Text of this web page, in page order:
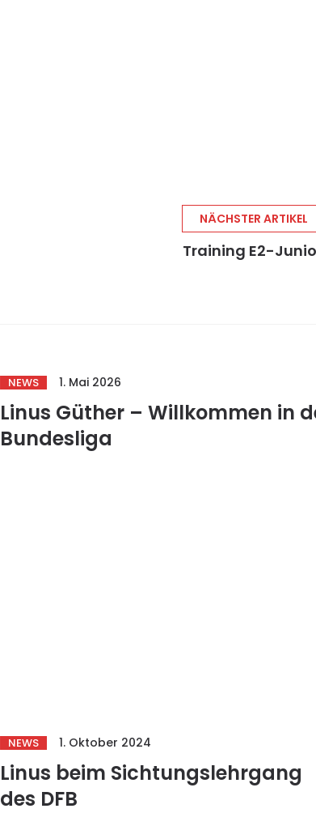
NÄCHSTER ARTIKEL
Training E2-
NEWS 1. Mai 2026
Linus Güther – Willkommen in
Bundesliga
NEWS 1. Oktober 2024
Linus beim Sichtungslehrgang
des DFB